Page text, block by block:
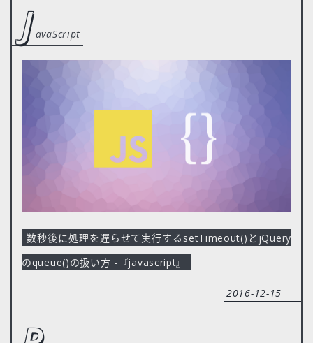
j avaScript
数秒後に処理を遅らせて実行するsetTimeout()とjQuery
のqueue()の扱い方 -『javascript』
2016-12-15